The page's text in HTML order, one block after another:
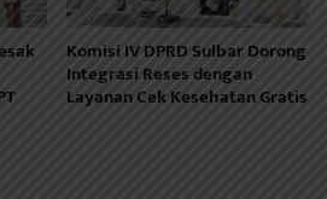
Komisi IV DPRD Sulbar Dorong
Integrasi Reses dengan
Layanan Cek Kesehatan Gratis